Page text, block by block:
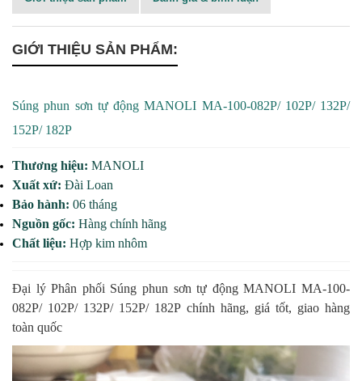
GIỚI THIỆU SẢN PHẨM:
Súng phun sơn tự động MANOLI MA-100-082P/ 102P/ 132P/
152P/ 182P
Thương hiệu: MANOLI
Xuất xứ: Đài Loan
Bảo hành: 06 tháng
Nguồn gốc: Hàng chính hãng
Chất liệu: Hợp kim nhôm
Đại lý Phân phối Súng phun sơn tự động MANOLI MA-100-
082P/ 102P/ 132P/ 152P/ 182P chính hãng, giá tốt, giao hàng
toàn quốc